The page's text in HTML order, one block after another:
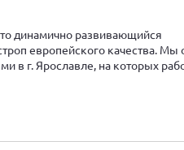
динамично развивающийся
европейского качества. Мы
в г. Ярославле, на которых